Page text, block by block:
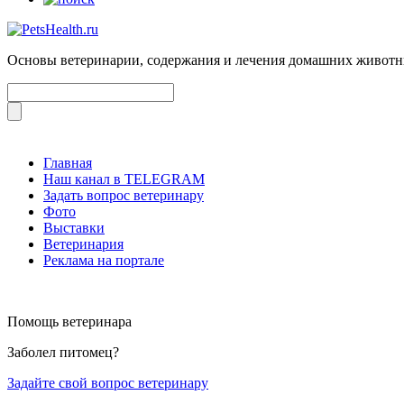
Основы ветеринарии, содержания и лечения домашних
Главная
Наш канал в TELEGRAM
Задать вопрос ветеринару
Фото
Выставки
Ветеринария
Реклама на портале
Помощь ветеринара
Заболел питомец?
Задайте свой вопрос ветеринару